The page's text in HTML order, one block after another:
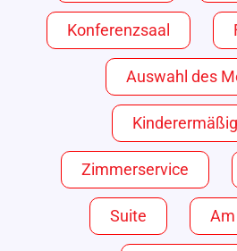
Konferenzsaal
Auswahl des
Zimmerservice
Suite